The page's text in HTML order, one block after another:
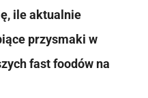
ile aktualnie
przysmaki w
fast foodów na